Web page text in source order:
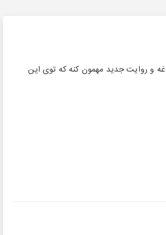
و روایت جدید مهمون کنه که توی این